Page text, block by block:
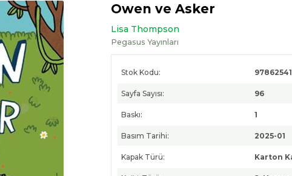
Owen ve Asker
Lisa Thompson
Pegasus Yayınları
Stok Kodu:
Sayfa Sayısı: 96
Baskı: 1
Basım Tarihi: 2025-01
Kapak Türü: Karton